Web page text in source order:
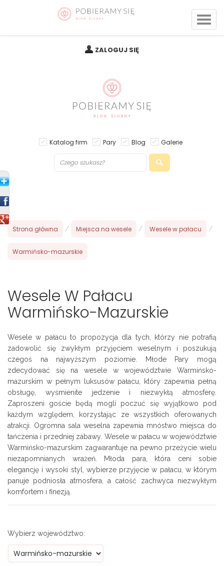
ZALOGUJ SIĘ
Katalog firm Pary Blog Galerie
Strona główna / Miejsca na wesele / Wesele w pałacu /
Warmińsko-mazurskie
Wesele W Pałacu
Warmińsko-Mazurskie
Wesele w pałacu to propozycja dla tych, którzy nie potrafią
zadowolić się zwykłym przyjęciem weselnym i poszukują
czegoś na najwyższym poziomie. Młode Pary mogą
zdecydować się na wesele w województwie Warmińsko-
mazurskim w pełnym luksusów pałacu, który zapewnia pełną
obsługę, wyśmienite jedzenie i niezwykłą atmosferę.
Zaproszeni goście będą mogli poczuć się wyjątkowo pod
każdym względem, korzystając ze wszystkich oferowanych
atrakcji. Ogromna sala weselna zapewnia mnóstwo miejsca do
tańczenia i przedniej zabawy. Wesele w pałacu w województwie
Warmińsko-mazurskim zagwarantuje na pewno przeżycie wielu
niezapomnianych wrażeń. Młoda para, która ceni sobie
elegancję i wysoki styl, wybierze przyjęcie w pałacu, w którym
panuje podniosła atmosfera, a całość zachwyca niezwykłym
komfortem i finezją.
Wybierz województwo: